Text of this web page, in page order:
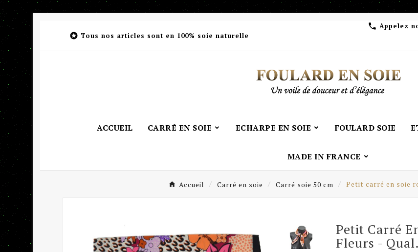
 Tous nos articles sont en 100% soie naturelle
 Appelez
ACCUEIL CARRÉ EN SOIE ECHARPE EN SOIE FOULARD SOIE
MADE IN FRANCE
Accueil Carré en soie Carré soie 50 cm Petit carré en soie
Petit Carré
Fleurs -